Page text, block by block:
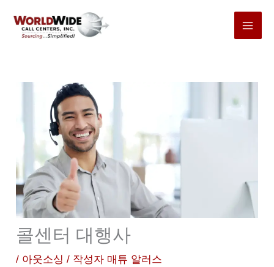
콜센터 대행사
/ 아웃소싱 / 작성자 매튜 알러스